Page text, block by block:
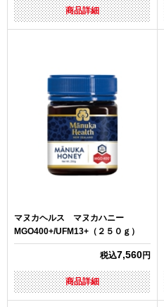
商品詳細
マヌカヘルス マヌカハニー
MGO400+/UFM13+（２５０ｇ）
税込7,560円
商品詳細